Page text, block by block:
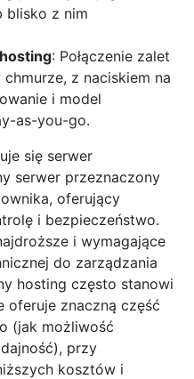
blisko z nim
: Połączenie zalet
z naciskiem na
i model
as-you-go.
się serwer
serwer przeznaczony
oferujący
i bezpieczeństwo.
i wymagające
do zarządzania
hosting często stanowi
oferuje znaczną część
(jak możliwość
przy
kosztów i